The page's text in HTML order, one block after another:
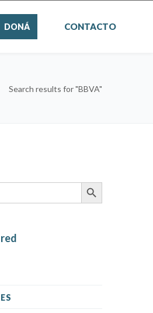
DONÁ CONTACTO
Search results for "BBVA"
SEARCH BUTTON